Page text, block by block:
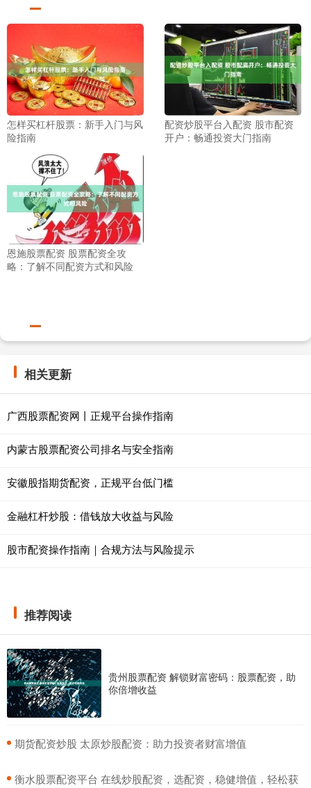
怎样买杠杆股票：新手入门与风
险指南
配资炒股平台入配资 股市配资
开户：畅通投资大门指南
恩施股票配资 股票配资全攻
略：了解不同配资方式和风险
相关更新
广西股票配资网丨正规平台操作指南
内蒙古股票配资公司排名与安全指南
安徽股指期货配资，正规平台低门槛
金融杠杆炒股：借钱放大收益与风险
股市配资操作指南｜合规方法与风险提示
推荐阅读
贵州股票配资 解锁财富密码：股票配资，助
你倍增收益
​期货配资炒股 太原炒股配资：助力投资者财富增值
​衡水股票配资平台 在线炒股配资，选配资，稳健增值，轻松获